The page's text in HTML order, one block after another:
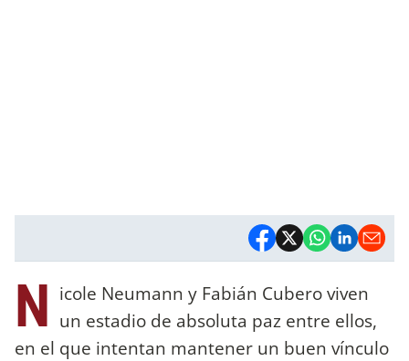
N icole Neumann y Fabián Cubero viven
un estadio de absoluta paz entre ellos,
en el que intentan mantener un buen vínculo